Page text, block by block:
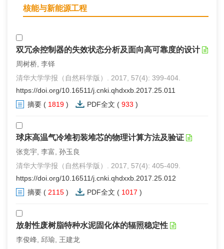
核能与新能源工程
双冗余控制器的失效状态分析及面向高可靠度的设计
周树桥, 李铎
清华大学学报（自然科学版）. 2017, 57(4): 399-404.
https://doi.org/10.16511/j.cnki.qhdxxb.2017.25.011
摘要 ( 1819 ) PDF全文 ( 933 )
球床高温气冷堆初装堆芯的物理计算方法及验证
张竞宇, 李富, 孙玉良
清华大学学报（自然科学版）. 2017, 57(4): 405-409.
https://doi.org/10.16511/j.cnki.qhdxxb.2017.25.012
摘要 ( 2115 ) PDF全文 ( 1017 )
放射性废树脂特种水泥固化体的辐照稳定性
李俊峰, 邱瑜, 王建龙